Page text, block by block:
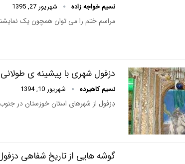
نسیم خواجه زاده شهریور 27, 1395
مراسم ختم را می توان همچون یک
دزفول شهری با پیشینه ی
نسیم کاهیرده شهریور 10, 1394
دِزفول از شهرهای استان خوزستان در
گوشه هایی از تاریخ شفاهی